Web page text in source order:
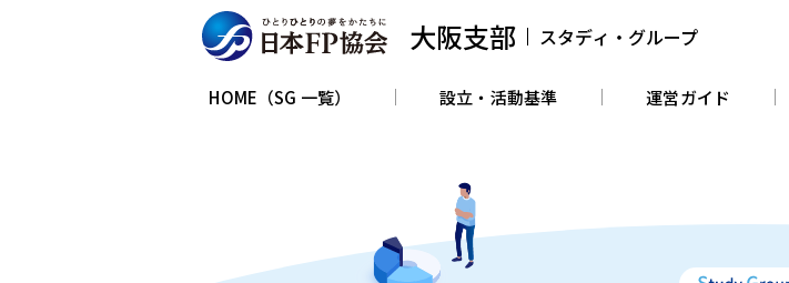
大阪支部 スタディ・グループ
HOME（SG 一覧） 設立・活動基準 運営ガイド